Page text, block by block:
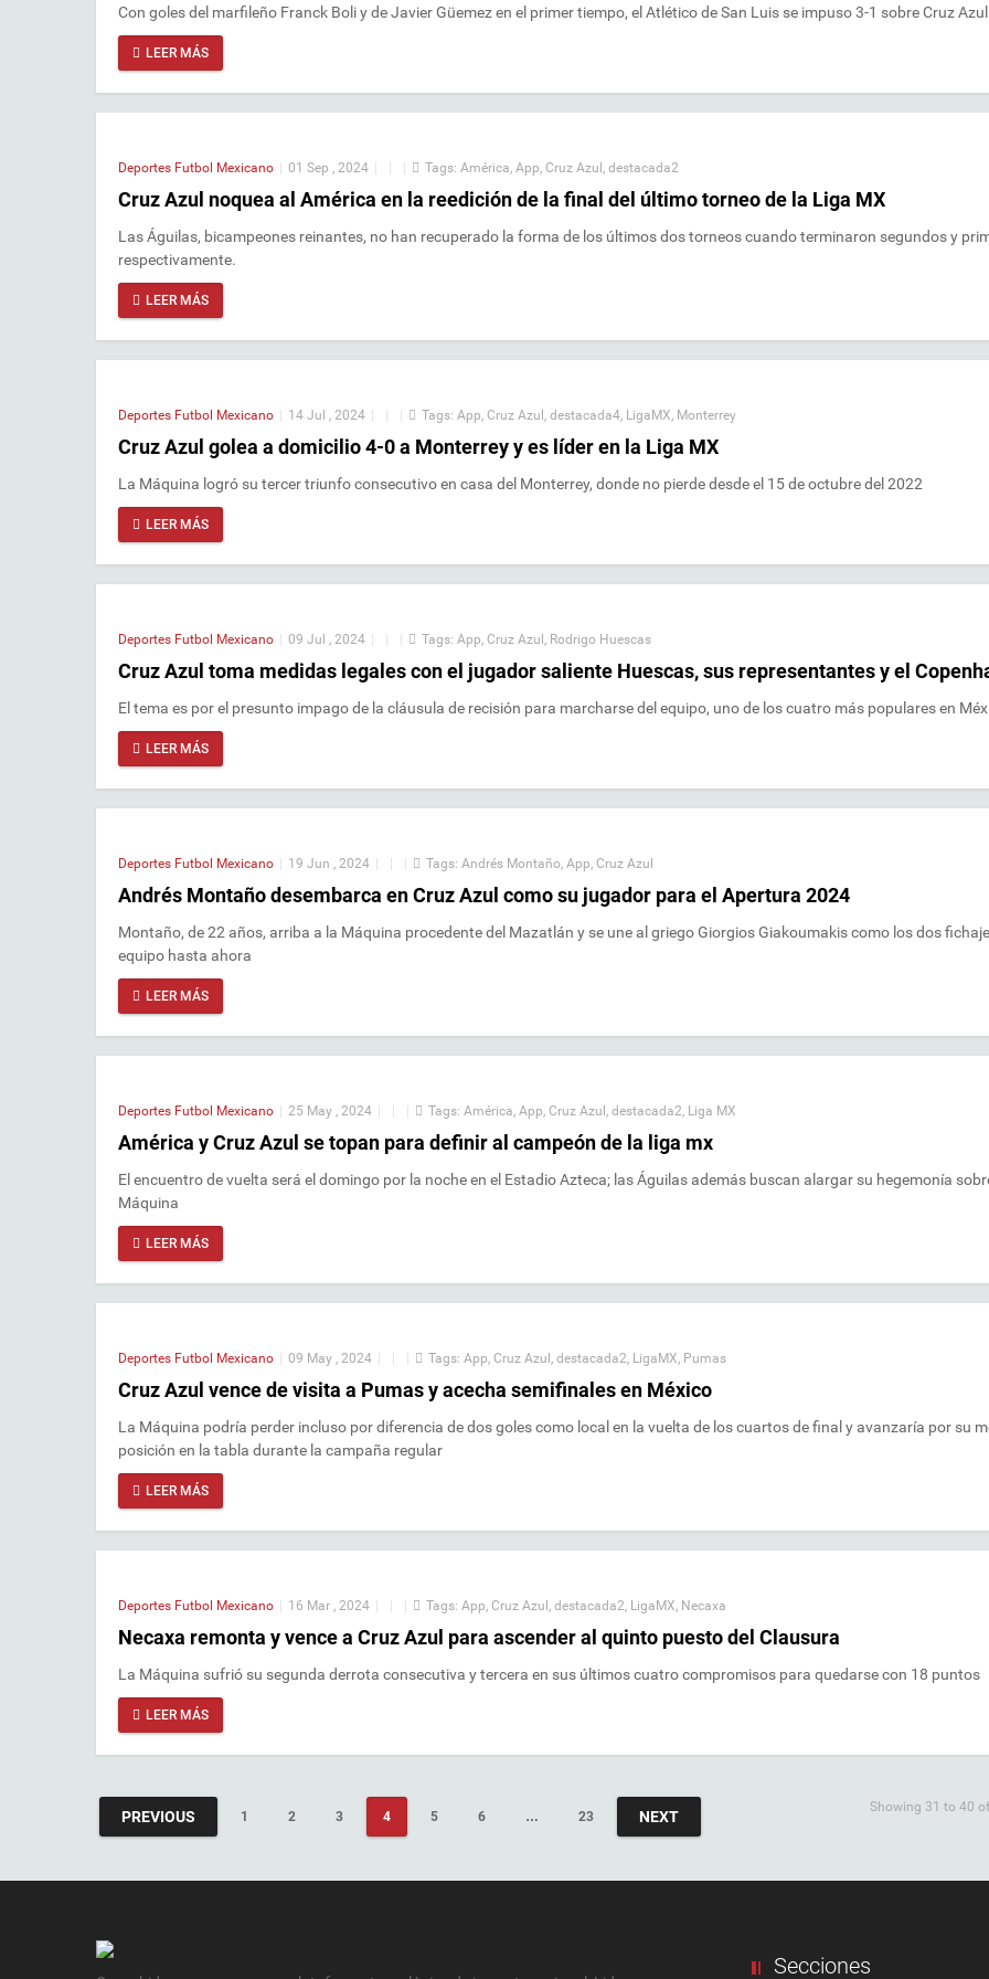
Con goles del marfileño Franck Boli y de Javier Güemez en el primer tiempo, el Atlético de San Luis se impuso 3-1 sobre Cruz Azul
LEER MÁS
Deportes Futbol Mexicano 01 Sep , 2024 Tags: América, App, Cruz Azul , destacada2
Cruz Azul noquea al América en la reedición de la final del último torneo de la Liga MX
Las Águilas, bicampeones reinantes, no han recuperado la forma de los últimos dos torneos cuando terminaron segundos y
respectivamente.
LEER MÁS
Deportes Futbol Mexicano 14 Jul , 2024 Tags: App, Cruz Azul , destacada4, LigaMX, Monterrey
Cruz Azul golea a domicilio 4-0 a Monterrey y es líder en la Liga MX
La Máquina logró su tercer triunfo consecutivo en casa del Monterrey, donde no pierde desde el 15 de octubre del 2022
LEER MÁS
Deportes Futbol Mexicano 09 Jul , 2024 Tags: App, Cruz Azul , Rodrigo Huescas
Cruz Azul toma medidas legales con el jugador saliente Huescas, sus representantes y el
El tema es por el presunto impago de la cláusula de recisión para marcharse del equipo, uno de los cuatro más populares en
LEER MÁS
Deportes Futbol Mexicano 19 Jun , 2024 Tags: Andrés Montaño, App, Cruz Azul
Andrés Montaño desembarca en Cruz Azul como su jugador para el Apertura 2024
Montaño, de 22 años, arriba a la Máquina procedente del Mazatlán y se une al griego Giorgios Giakoumakis como los dos
equipo hasta ahora
LEER MÁS
Deportes Futbol Mexicano 25 May , 2024 Tags: América, App, Cruz Azul , destacada2, Liga MX
América y Cruz Azul se topan para definir al campeón de la liga mx
El encuentro de vuelta será el domingo por la noche en el Estadio Azteca; las Águilas además buscan alargar su hegemonía
Máquina
LEER MÁS
Deportes Futbol Mexicano 09 May , 2024 Tags: App, Cruz Azul , destacada2, LigaMX, Pumas
Cruz Azul vence de visita a Pumas y acecha semifinales en México
La Máquina podría perder incluso por diferencia de dos goles como local en la vuelta de los cuartos de final y avanzaría por su
posición en la tabla durante la campaña regular
LEER MÁS
Deportes Futbol Mexicano 16 Mar , 2024 Tags: App, Cruz Azul , destacada2, LigaMX, Necaxa
Necaxa remonta y vence a Cruz Azul para ascender al quinto puesto del Clausura
La Máquina sufrió su segunda derrota consecutiva y tercera en sus últimos cuatro compromisos para quedarse con 18 puntos
LEER MÁS
PREVIOUS 1 2 3 4 5 6 … 23 NEXT
Showing 31 to 40
Secciones